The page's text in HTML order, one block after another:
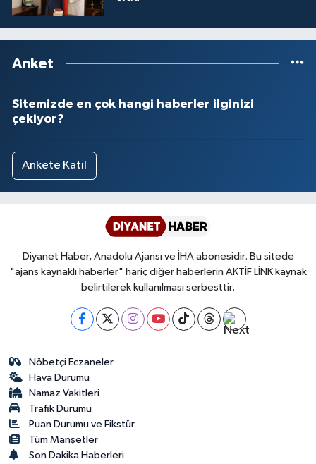
Anket
Sitemizde en çok hangi haberler ilginizi
çekiyor?
Ankete Katıl
Diyanet Haber, Anadolu Ajansı ve İHA abonesidir. Bu sitede
"ajans kaynaklı haberler" hariç diğer haberlerin AKTİF LİNK kaynak
belirtilerek kullanılması serbesttir.
Nöbetçi Eczaneler
Hava Durumu
Namaz Vakitleri
Trafik Durumu
Puan Durumu ve Fikstür
Tüm Manşetler
Son Dakika Haberleri